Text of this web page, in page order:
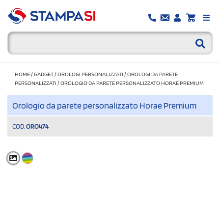
HOME/GADGET/OROLOGI PERSONALIZZATI /OROLOGI DA PARETE
PERSONALIZZATI /OROLOGIO DA PARETE PERSONALIZZATO HORAE PREMIUM
Orologio da parete personalizzato Horae Premium
COD. ORO474